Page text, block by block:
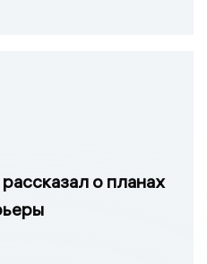
о планах